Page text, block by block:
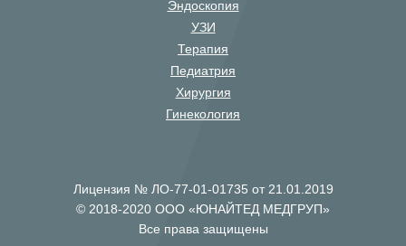
Эндоскопия
УЗИ
Терапия
Педиатрия
Хирургия
Гинекология
Лицензия № ЛО-77-01-01735 от 21.01.2019
© 2018-2020 ООО «ЮНАЙТЕД МЕДГРУП»
Все права защищены